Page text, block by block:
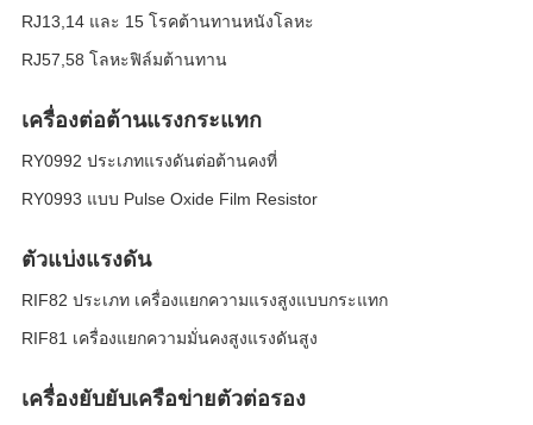
RJ13,14 และ 15 โรคต้านทานหนังโลหะ
RJ57,58 โลหะฟิล์มต้านทาน
เครื่องต่อต้านแรงกระแทก
RY0992 ประเภทแรงดันต่อต้านคงที่
RY0993 แบบ Pulse Oxide Film Resistor
ตัวแบ่งแรงดัน
RIF82 ประเภท เครื่องแยกความแรงสูงแบบกระแทก
RIF81 เครื่องแยกความมั่นคงสูงแรงดันสูง
เครื่องยับยับเครือข่ายตัวต่อรอง